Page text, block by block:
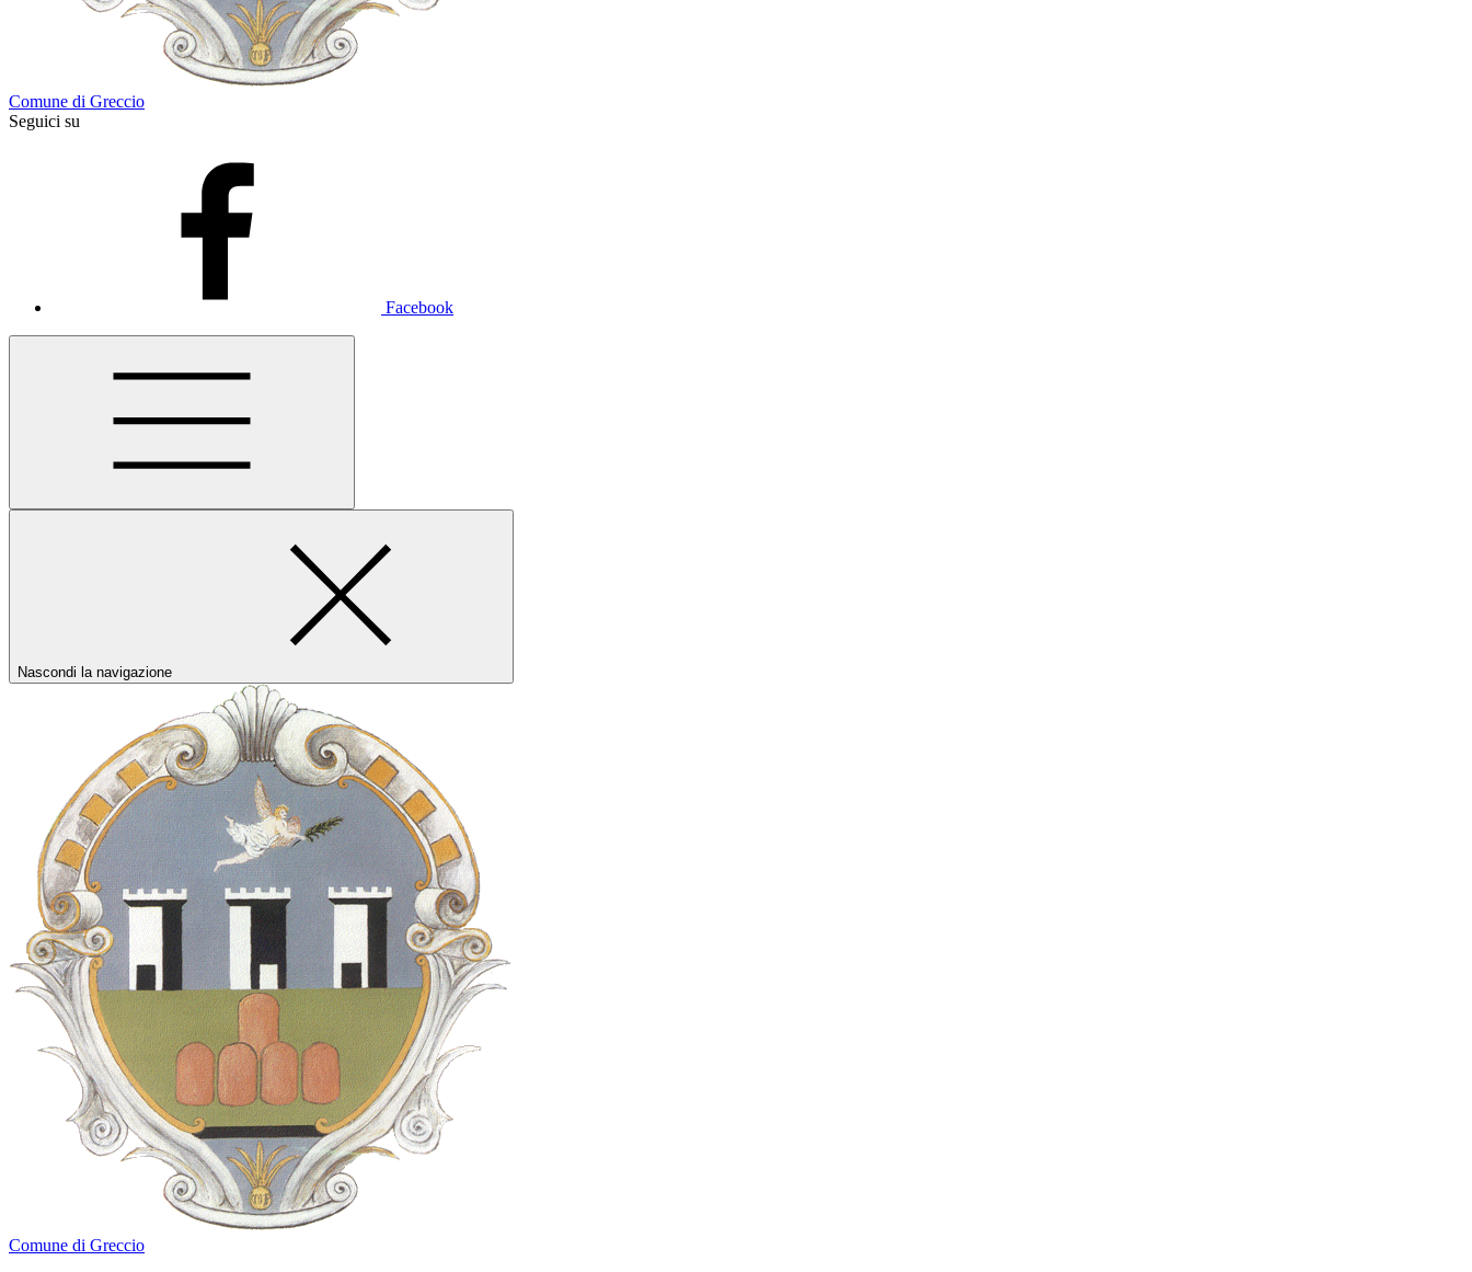
Comune di Greccio
Seguici su
Facebook
Nascondi la navigazione
Comune di Greccio